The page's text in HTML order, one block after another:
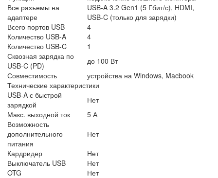
Все разъемы на
адаптере
USB-A 3.2 Gen1 (5 Гбит/с), HDMI,
USB-C (только для зарядки)
Всего портов USB
4
Количество USB-A
4
Количество USB-C
1
Сквозная зарядка по
USB-C (PD)
до 100 Вт
Совместимость
устройства на Windows, Macbook
Технические характеристики
USB-A с быстрой
зарядкой
Нет
Макс. выходной ток
5 А
Возможность
дополнительного
питания
Нет
Кардридер
Нет
Выключатель USB
Нет
OTG
Нет